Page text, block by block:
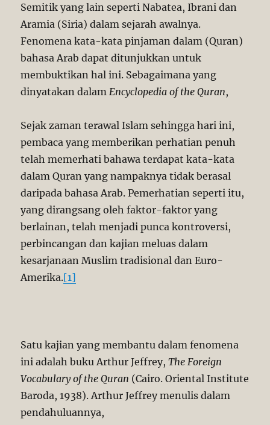
Semitik yang lain seperti Nabatea, Ibrani dan
Aramia (Siria) dalam sejarah awalnya.
Fenomena kata-kata pinjaman dalam (Quran)
bahasa Arab dapat ditunjukkan untuk
membuktikan hal ini. Sebagaimana yang
dinyatakan dalam Encyclopedia of the Quran,
Sejak zaman terawal Islam sehingga hari ini,
pembaca yang memberikan perhatian penuh
telah memerhati bahawa terdapat kata-kata
dalam Quran yang nampaknya tidak berasal
daripada bahasa Arab. Pemerhatian seperti itu,
yang dirangsang oleh faktor-faktor yang
berlainan, telah menjadi punca kontroversi,
perbincangan dan kajian meluas dalam
kesarjanaan Muslim tradisional dan Euro-
Amerika.[1]
Satu kajian yang membantu dalam fenomena
ini adalah buku Arthur Jeffrey,The Foreign
Vocabulary of the Quran (Cairo. Oriental Institute
Baroda, 1938). Arthur Jeffrey menulis dalam
pendahuluannya,